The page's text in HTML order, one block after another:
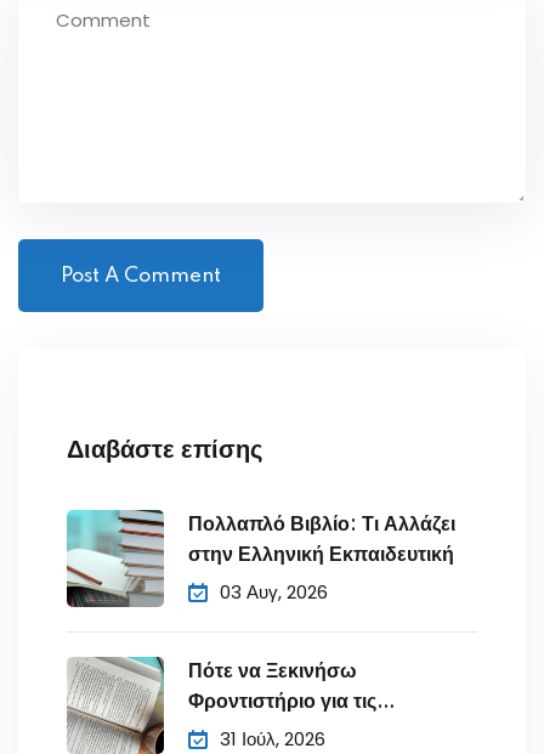
Διαβάστε επίσης
Πολλαπλό Βιβλίο: Τι Αλλάζει
στην Ελληνική Εκπαιδευτική
03 Αυγ, 2026
Πότε να Ξεκινήσω
Φροντιστήριο για τις
Πανελλήνιες;
31 Ιούλ, 2026